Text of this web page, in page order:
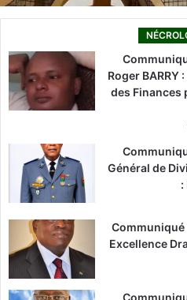
Roger BARRY
des Finances
Général de
:
Communiqué
Excellence